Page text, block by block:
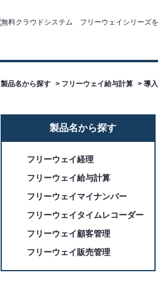
製品名から探す > フリーウェイ給与計算 > 導
製品名から探す
フリーウェイ経理
フリーウェイ給与計算
フリーウェイマイナンバー
フリーウェイタイムレコーダー
フリーウェイ顧客管理
フリーウェイ販売管理